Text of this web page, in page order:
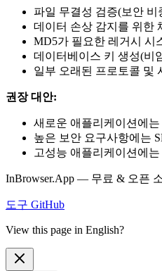
파일 무결성 검증(보안 비
데이터 손상 감지를 위한
MD5가 필요한 레거시 시
데이터베이스 키 생성(비
일부 오래된 프로토콜 및
권장 대안:
새로운 애플리케이션에
높은 보안 요구사항에는
고성능 애플리케이션에
InBrowser.App — 무료 & 오픈
도구 GitHub
View this page in English?